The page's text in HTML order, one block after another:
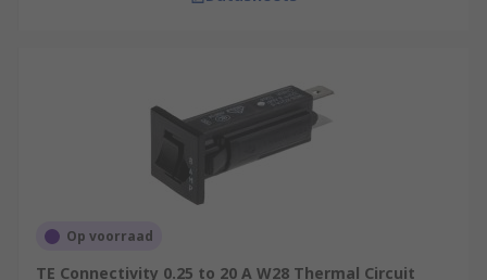
Op voorraad
TE Connectivity 0.25 to 20 A W28 Thermal Circuit